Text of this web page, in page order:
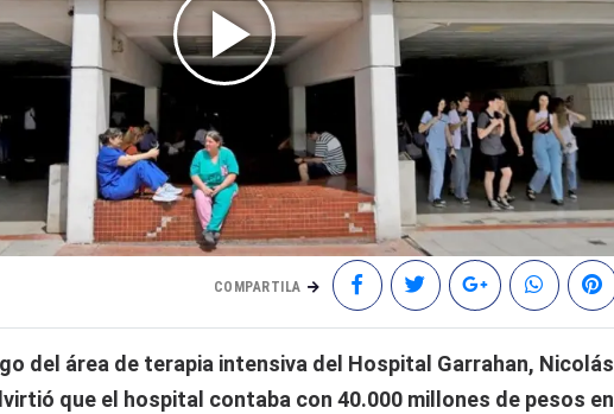
COMPARTILA
del área de terapia intensiva del Hospital Garrahan, Nicolás
que el hospital contaba con 40.000 millones de pesos en